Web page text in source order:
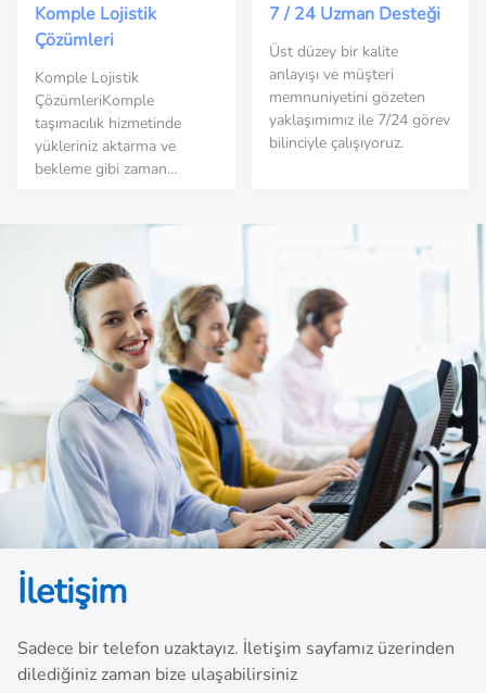
Komple Lojistik
Çözümleri
Komple Lojistik
ÇözümleriKomple
taşımacılık hizmetinde
yükleriniz aktarma ve
bekleme gibi zaman
7 / 24 Uzman Desteği
Üst düzey bir kalite
anlayışı ve müşteri
memnuniyetini gözeten
yaklaşımımız ile 7/24 görev
bilinciyle çalışıyoruz.
İletişim
Sadece bir telefon uzaktayız. İletişim sayfamız üzerinden
dilediğiniz zaman bize ulaşabilirsiniz